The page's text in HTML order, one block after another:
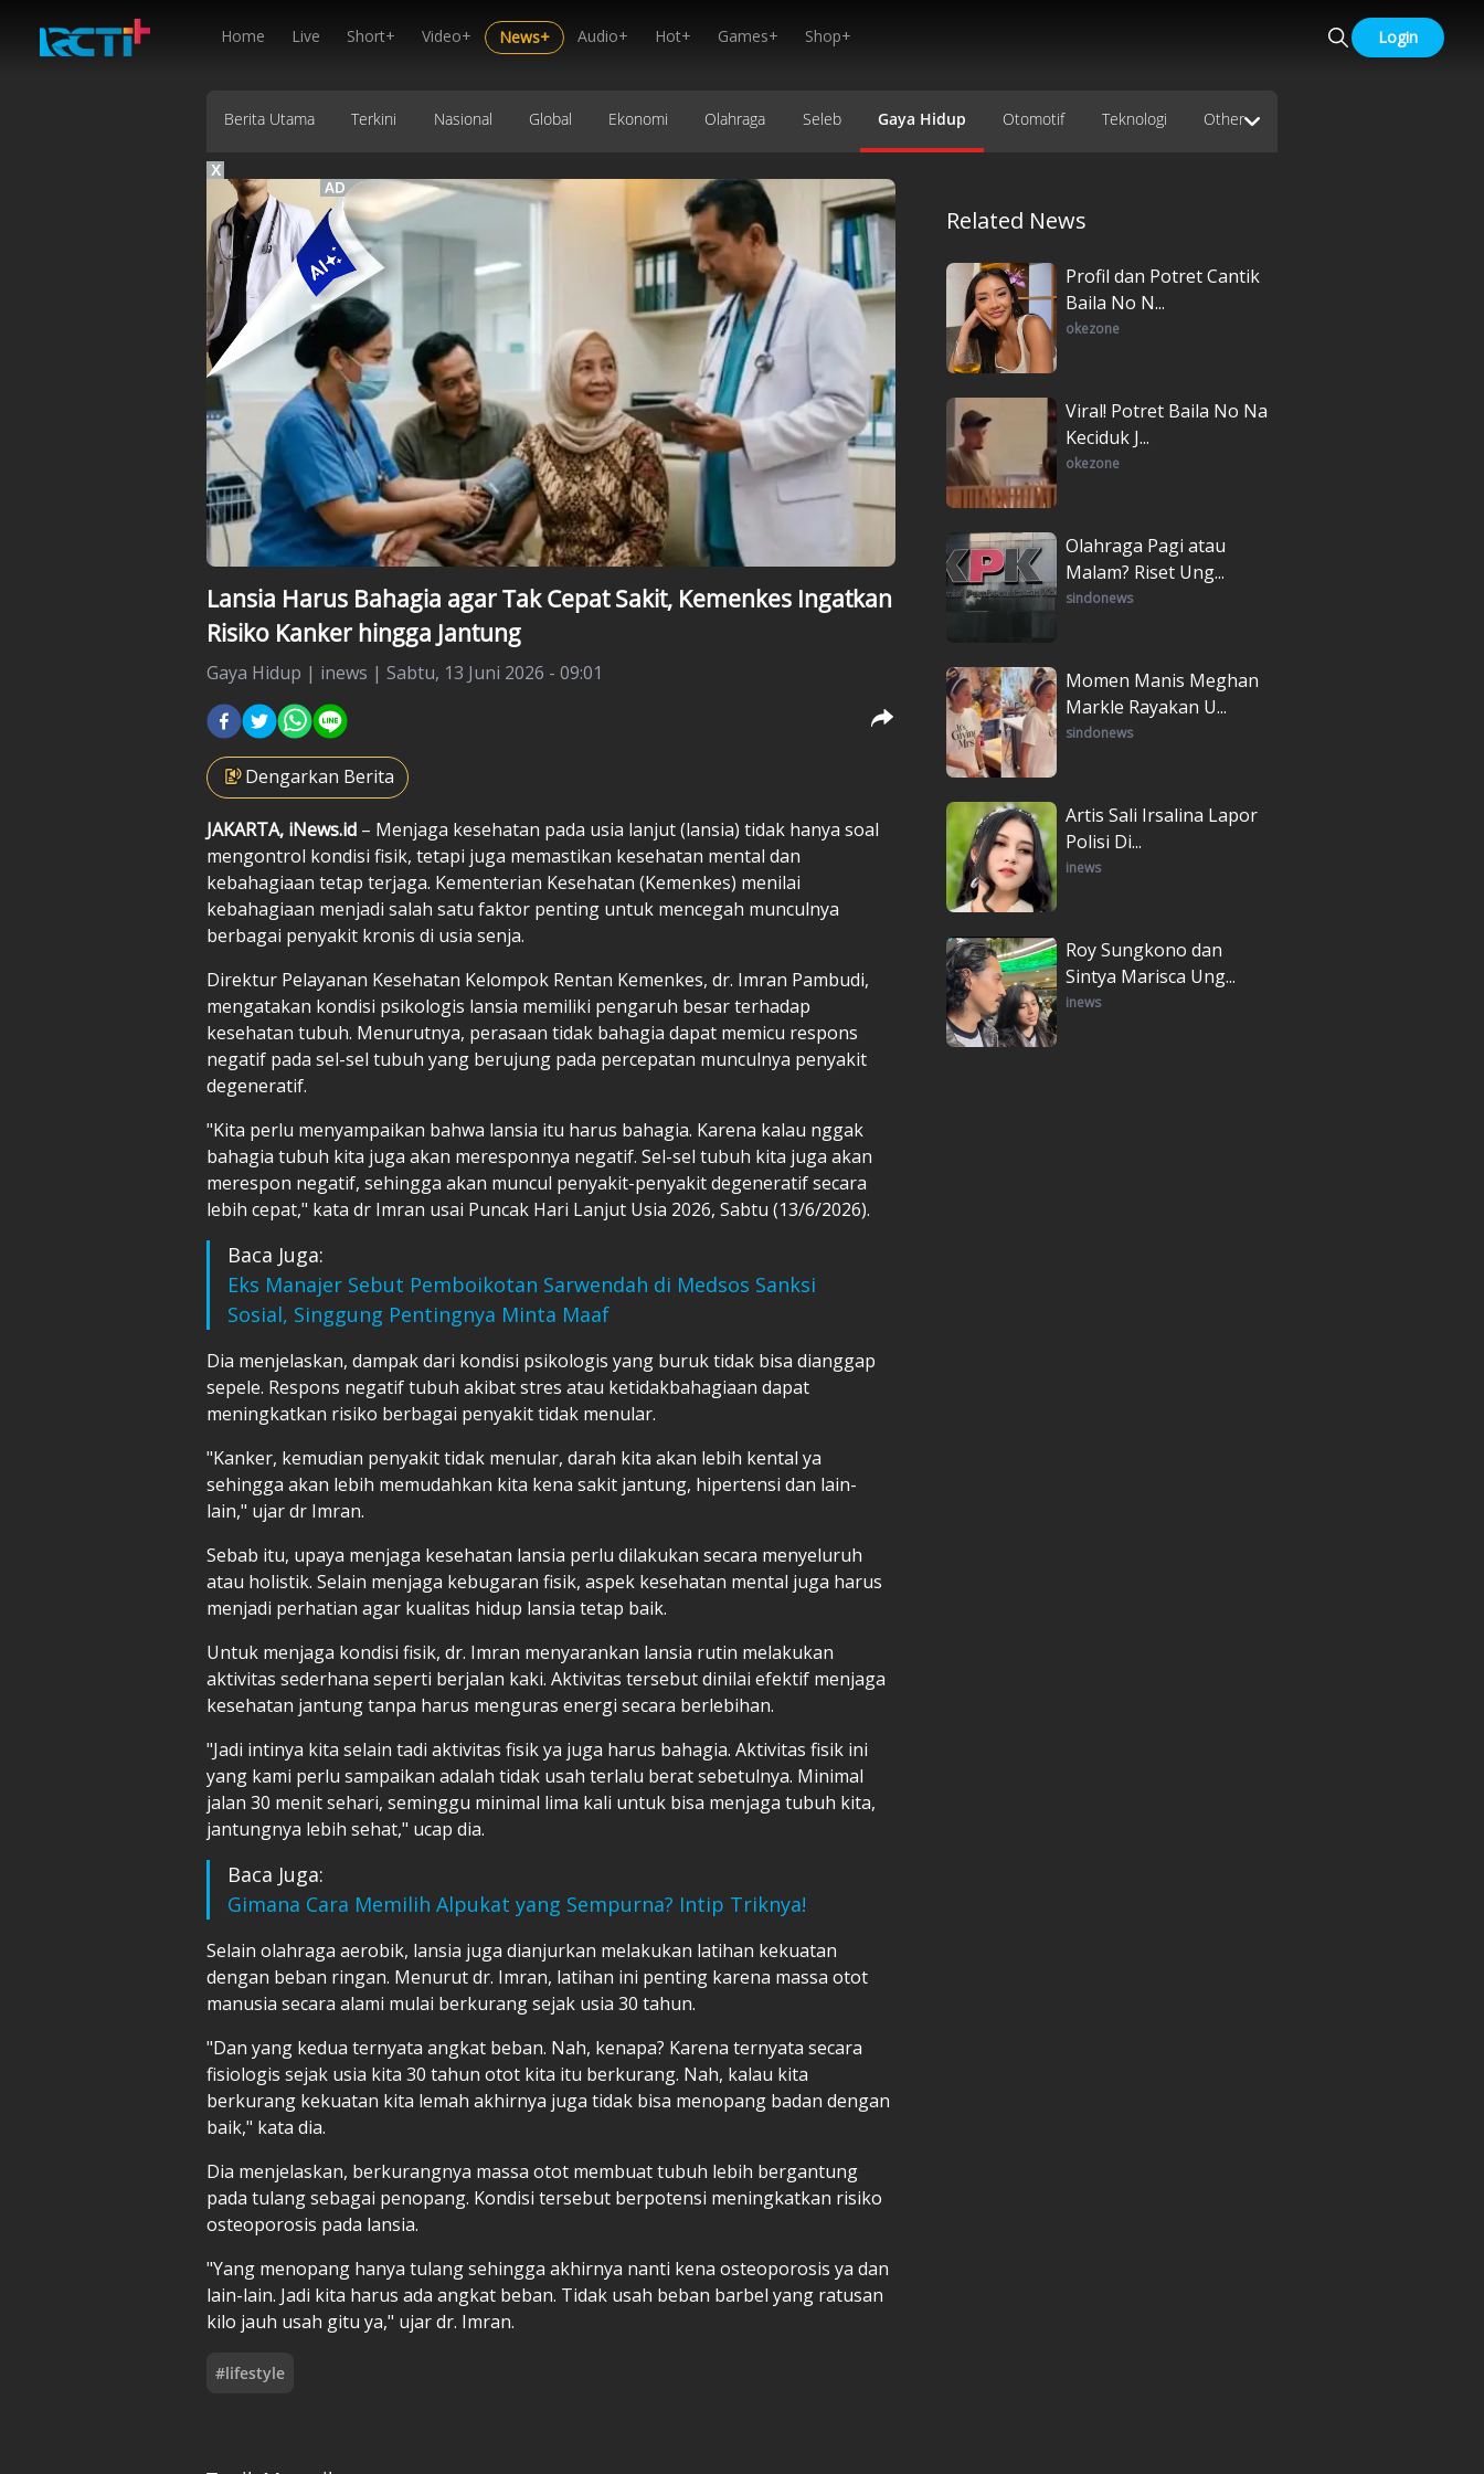
Home Live Short+ Video+ News+ Audio+ Hot+ Games+ Shop+ Login
Berita Utama Terkini Nasional Global Ekonomi Olahraga Seleb Gaya Hidup Otomotif Teknologi Other
Lansia Harus Bahagia agar Tak Cepat Sakit, Kemenkes Ingatkan
Risiko Kanker hingga Jantung
Gaya Hidup | inews | Sabtu, 13 Juni 2026 - 09:01
Dengarkan Berita
JAKARTA, iNews.id – Menjaga kesehatan pada usia lanjut (lansia) tidak hanya soal
mengontrol kondisi fisik, tetapi juga memastikan kesehatan mental dan
kebahagiaan tetap terjaga. Kementerian Kesehatan (Kemenkes) menilai
kebahagiaan menjadi salah satu faktor penting untuk mencegah munculnya
berbagai penyakit kronis di usia senja.
Direktur Pelayanan Kesehatan Kelompok Rentan Kemenkes, dr. Imran Pambudi,
mengatakan kondisi psikologis lansia memiliki pengaruh besar terhadap
kesehatan tubuh. Menurutnya, perasaan tidak bahagia dapat memicu respons
negatif pada sel-sel tubuh yang berujung pada percepatan munculnya penyakit
degeneratif.
"Kita perlu menyampaikan bahwa lansia itu harus bahagia. Karena kalau nggak
bahagia tubuh kita juga akan meresponnya negatif. Sel-sel tubuh kita juga akan
merespon negatif, sehingga akan muncul penyakit-penyakit degeneratif secara
lebih cepat," kata dr Imran usai Puncak Hari Lanjut Usia 2026, Sabtu (13/6/2026).
Baca Juga:
Eks Manajer Sebut Pemboikotan Sarwendah di Medsos Sanksi
Sosial, Singgung Pentingnya Minta Maaf
Dia menjelaskan, dampak dari kondisi psikologis yang buruk tidak bisa dianggap
sepele. Respons negatif tubuh akibat stres atau ketidakbahagiaan dapat
meningkatkan risiko berbagai penyakit tidak menular.
"Kanker, kemudian penyakit tidak menular, darah kita akan lebih kental ya
sehingga akan lebih memudahkan kita kena sakit jantung, hipertensi dan lain-
lain," ujar dr Imran.
Sebab itu, upaya menjaga kesehatan lansia perlu dilakukan secara menyeluruh
atau holistik. Selain menjaga kebugaran fisik, aspek kesehatan mental juga harus
menjadi perhatian agar kualitas hidup lansia tetap baik.
Untuk menjaga kondisi fisik, dr. Imran menyarankan lansia rutin melakukan
aktivitas sederhana seperti berjalan kaki. Aktivitas tersebut dinilai efektif menjaga
kesehatan jantung tanpa harus menguras energi secara berlebihan.
"Jadi intinya kita selain tadi aktivitas fisik ya juga harus bahagia. Aktivitas fisik ini
yang kami perlu sampaikan adalah tidak usah terlalu berat sebetulnya. Minimal
jalan 30 menit sehari, seminggu minimal lima kali untuk bisa menjaga tubuh kita,
jantungnya lebih sehat," ucap dia.
Baca Juga:
Gimana Cara Memilih Alpukat yang Sempurna? Intip Triknya!
Selain olahraga aerobik, lansia juga dianjurkan melakukan latihan kekuatan
dengan beban ringan. Menurut dr. Imran, latihan ini penting karena massa otot
manusia secara alami mulai berkurang sejak usia 30 tahun.
"Dan yang kedua ternyata angkat beban. Nah, kenapa? Karena ternyata secara
fisiologis sejak usia kita 30 tahun otot kita itu berkurang. Nah, kalau kita
berkurang kekuatan kita lemah akhirnya juga tidak bisa menopang badan dengan
baik," kata dia.
Dia menjelaskan, berkurangnya massa otot membuat tubuh lebih bergantung
pada tulang sebagai penopang. Kondisi tersebut berpotensi meningkatkan risiko
osteoporosis pada lansia.
"Yang menopang hanya tulang sehingga akhirnya nanti kena osteoporosis ya dan
lain-lain. Jadi kita harus ada angkat beban. Tidak usah beban barbel yang ratusan
kilo jauh usah gitu ya," ujar dr. Imran.
#lifestyle
Related News
Profil dan Potret Cantik
Baila No N...
okezone
Viral! Potret Baila No Na
Keciduk J...
okezone
Olahraga Pagi atau
Malam? Riset Ung...
sindonews
Momen Manis Meghan
Markle Rayakan U...
sindonews
Artis Sali Irsalina Lapor
Polisi Di...
inews
Roy Sungkono dan
Sintya Marisca Ung...
inews
X